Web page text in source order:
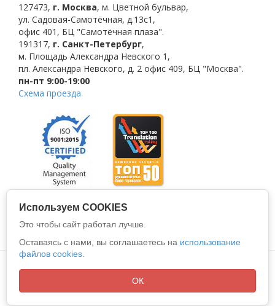
127473, г. Москва, м. Цветной бульвар,
ул. Садовая-Самотёчная, д.13с1,
офис 401, БЦ "Самотёчная плаза".
191317, г. Санкт-Петербург,
м. Площадь Александра Невского 1 ,
пл. Александра Невского, д. 2 офис 409, БЦ "Москва".
пн-пт 9:00-19:00
Схема проезда
Политика конфиденциальности
Все права защищены © 2026
Используем COOKIES
Это чтобы сайт работал лучше.
Оставаясь с нами, вы соглашаетесь на использование
файлов cookies.
ОК